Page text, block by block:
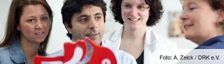
Foto: A. Zelck / DRK e.V.